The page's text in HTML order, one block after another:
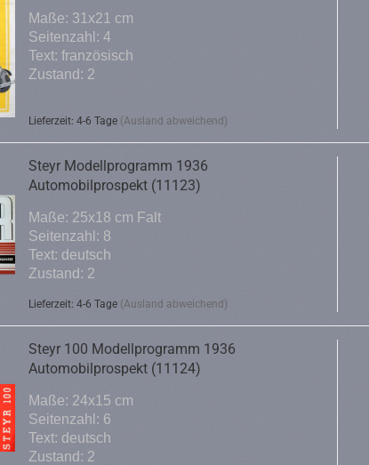
Maße: 31x21 cm
Seitenzahl: 4
Text: französisch
Zustand: 2
Lieferzeit: 4-6 Tage (Ausland abweichend)
Steyr Modellprogramm 1936
Automobilprospekt (11123)
Maße: 25x18 cm Falt
Seitenzahl: 8
Text: deutsch
Zustand: 2
Lieferzeit: 4-6 Tage (Ausland abweichend)
Steyr 100 Modellprogramm 1936
Automobilprospekt (11124)
Maße: 24x15 cm
Seitenzahl: 6
Text: deutsch
Zustand: 2